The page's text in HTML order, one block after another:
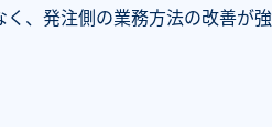
、発注側の業務方法の改善が強